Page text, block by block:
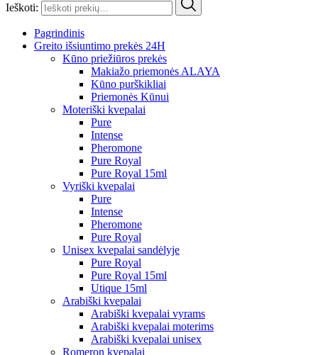
Ieškoti:
Pagrindinis
Greito išsiuntimo prekės 24H
Kūno priežiūros prekės
Makiažo priemonės ALAYA
Kūno purškikliai
Priemonės Kūnui
Moteriški kvepalai
Pure
Intense
Pheromone
Pure Royal
Pure Royal 15ml
Vyriški kvepalai
Pure
Intense
Pheromone
Pure Royal
Unisex kvepalai sandėlyje
Pure Royal
Pure Royal 15ml
Utique 15ml
Arabiški kvepalai
Arabiški kvepalai vyrams
Arabiški kvepalai moterims
Arabiški kvepalai unisex
Romeron kvepalai